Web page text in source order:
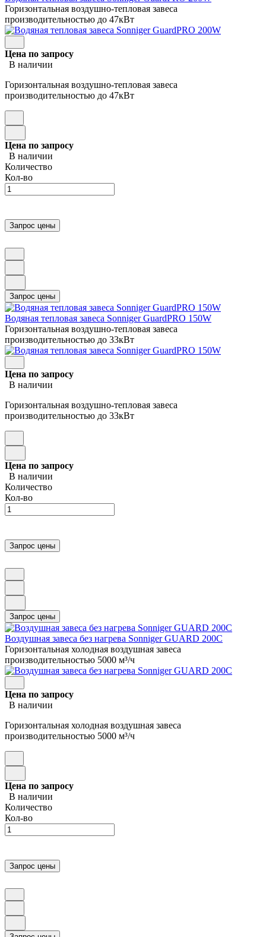
Горизонтальная воздушно-тепловая завеса
производительностью до 47кВт
Цена по запросу
В наличии
Горизонтальная воздушно-тепловая завеса
производительностью до 47кВт
Цена по запросу
В наличии
Количество
Кол-во
Водяная тепловая завеса Sonniger GuardPRO 150W
Горизонтальная воздушно-тепловая завеса
производительностью до 33кВт
Цена по запросу
В наличии
Горизонтальная воздушно-тепловая завеса
производительностью до 33кВт
Цена по запросу
В наличии
Количество
Кол-во
Воздушная завеса без нагрева Sonniger GUARD 200C
Горизонтальная холодная воздушная завеса
производительностью 5000 м³/ч
Цена по запросу
В наличии
Горизонтальная холодная воздушная завеса
производительностью 5000 м³/ч
Цена по запросу
В наличии
Количество
Кол-во